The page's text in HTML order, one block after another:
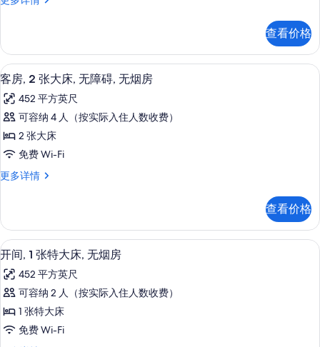
照
片
多
无
房,
简
易
厨
房
的
所
有
无
烟
房,
易
厨
更
多
息
查看价格
显
示
客
房,
2
张
大
无
障
碍,
无
烟
房
的
高档床上用品、遮光窗帘、熨斗/熨衣
8
客房, 2 张大床, 无障碍, 无烟房
452 平方英尺
可容纳 4 人（按实际入住人数收费）
2 张大床
免费 Wi-Fi
更多详情
客
大
床,
无
碍,
无
房
更
查看价格
显
示
开
间,
1
张
高档床上用品、遮光窗帘、熨斗/熨衣
7
开间, 1 张特大床, 无烟房
452 平方英尺
可容纳 2 人（按实际入住人数收费）
1 张特大床
免费 Wi-Fi